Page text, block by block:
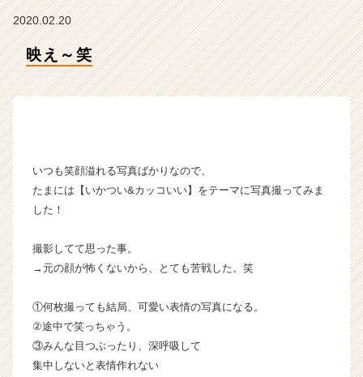
が
届
サ
チ
キ
ャ
2020.02.20
映え～笑
いつも笑顔溢れる写真ばかりなので、
たまには【いかつい&カッコいい】をテーマに写真撮ってみま
した！
撮影してて思った事。
→元の顔が怖くないから、とても苦戦した。笑
①何枚撮っても結局、可愛い表情の写真になる。
②途中で笑っちゃう。
③みんな目つぶったり、深呼吸して
集中しないと表情作れない